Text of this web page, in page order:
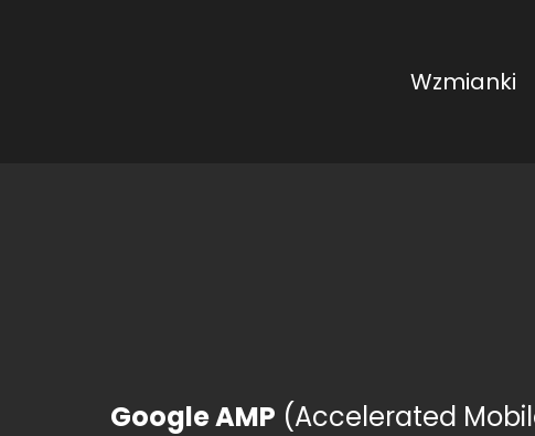
Wzmianki
Google AMP (Accelerated